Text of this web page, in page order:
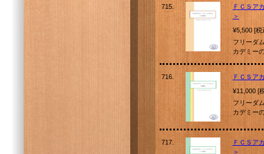
715.
ＦＣＳア
＞
¥5,500 [
フリーダ
カデミー
716.
ＦＣＳア
¥11,000 [
フリーダ
カデミー
717.
ＦＣＳア
＞